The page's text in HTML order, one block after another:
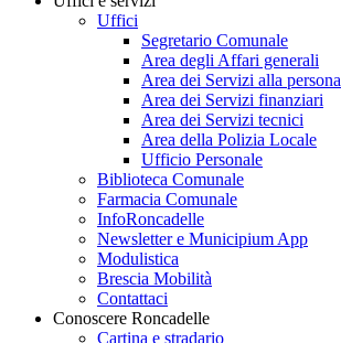
Uffici
Segretario Comunale
Area degli Affari generali
Area dei Servizi alla persona
Area dei Servizi finanziari
Area dei Servizi tecnici
Area della Polizia Locale
Ufficio Personale
Biblioteca Comunale
Farmacia Comunale
InfoRoncadelle
Newsletter e Municipium App
Modulistica
Brescia Mobilità
Contattaci
Conoscere Roncadelle
Cartina e stradario